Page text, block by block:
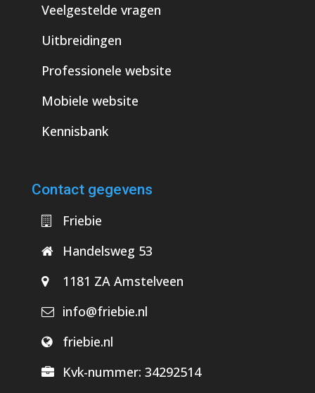
Veelgestelde vragen
Uitbreidingen
Professionele website
Mobiele website
Kennisbank
Contact gegevens
Friebie
Handelsweg 53
1181 ZA Amstelveen
info@friebie.nl
friebie.nl
Kvk-nummer: 34292514